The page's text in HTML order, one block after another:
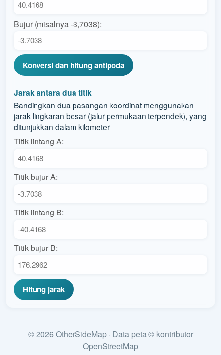
Bujur (misalnya -3,7038):
Konversi dan hitung antipoda
Jarak antara dua titik
Bandingkan dua pasangan koordinat menggunakan
jarak lingkaran besar (jalur permukaan terpendek), yang
ditunjukkan dalam kilometer.
Titik lintang A:
Titik bujur A:
Titik lintang B:
Titik bujur B:
Hitung jarak
© 2026 OtherSideMap · Data peta © kontributor
OpenStreetMap